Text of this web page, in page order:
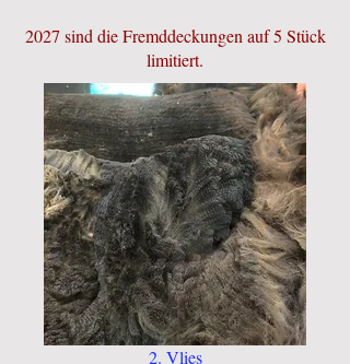
2027 sind die Fremddeckungen auf 5 Stück
limitiert.
2. Vlies